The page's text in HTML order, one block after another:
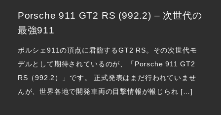
Porsche 911 GT2 RS (992.2) – 次世代の
最強911
ポルシェ911の頂点に君臨するGT2 RS。その次世代モ
デルとして期待されているのが、「Porsche 911 GT2
RS（992.2）」です。 正式発表はまだ行われていませ
んが、世界各地で開発車両の目撃情報が報じられ […]